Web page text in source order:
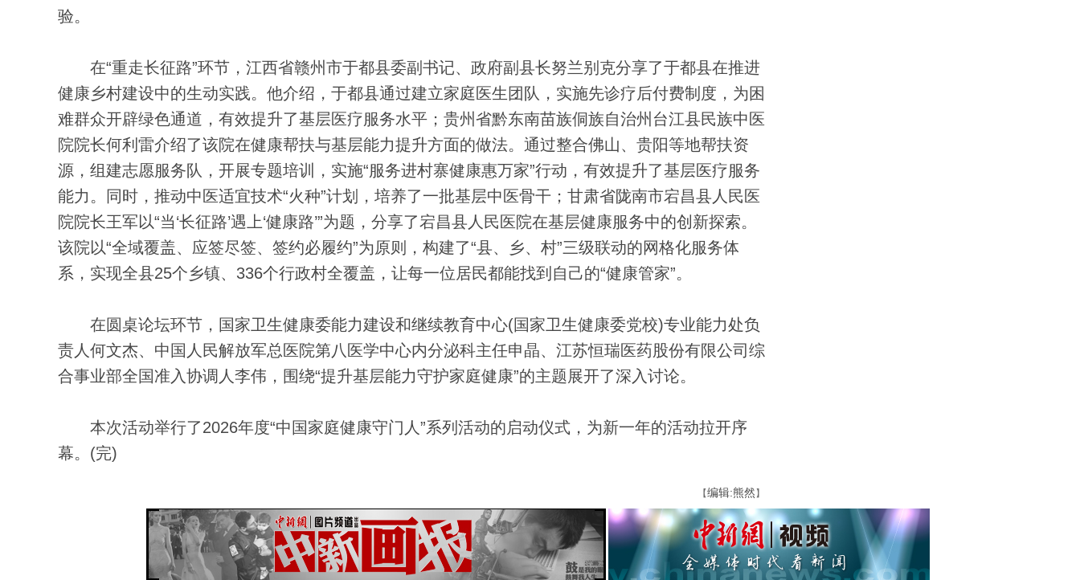
验。
在“重走长征路”环节，江西省赣州市于都县委副书记、政府副县长努兰别克分享了于都县在推进
健康乡村建设中的生动实践。他介绍，于都县通过建立家庭医生团队，实施先诊疗后付费制度，为困
难群众开辟绿色通道，有效提升了基层医疗服务水平；贵州省黔东南苗族侗族自治州台江县民族中医
院院长何利雷介绍了该院在健康帮扶与基层能力提升方面的做法。通过整合佛山、贵阳等地帮扶资
源，组建志愿服务队，开展专题培训，实施“服务进村寨健康惠万家”行动，有效提升了基层医疗服务
能力。同时，推动中医适宜技术“火种”计划，培养了一批基层中医骨干；甘肃省陇南市宕昌县人民医
院院长王军以“当‘长征路’遇上‘健康路’”为题，分享了宕昌县人民医院在基层健康服务中的创新探索。
该院以“全域覆盖、应签尽签、签约必履约”为原则，构建了“县、乡、村”三级联动的网格化服务体
系，实现全县25个乡镇、336个行政村全覆盖，让每一位居民都能找到自己的“健康管家”。
在圆桌论坛环节，国家卫生健康委能力建设和继续教育中心(国家卫生健康委党校)专业能力处负
责人何文杰、中国人民解放军总医院第八医学中心内分泌科主任申晶、江苏恒瑞医药股份有限公司综
合事业部全国准入协调人李伟，围绕“提升基层能力守护家庭健康”的主题展开了深入讨论。
本次活动举行了2026年度“中国家庭健康守门人”系列活动的启动仪式，为新一年的活动拉开序
幕。(完)
【编辑:熊然 】